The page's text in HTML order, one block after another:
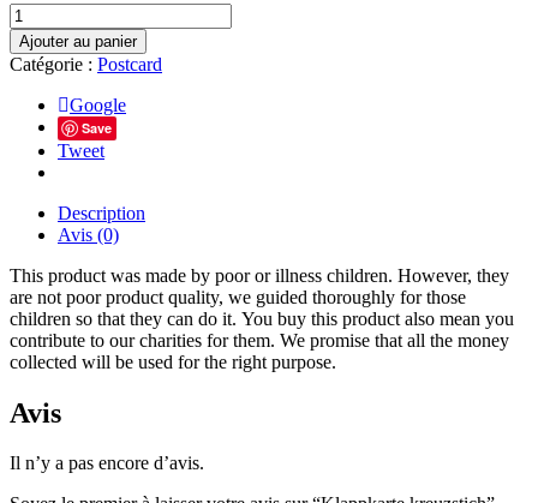
quantité
de
Klappkarte
kreuzstich
Ajouter au panier
Catégorie : Postcard
Google
Save
Tweet
Description
Avis (0)
This product was made by poor or illness children. However, they
are not poor product quality, we guided thoroughly for those
children so that they can do it. You buy this product also mean you
contribute to our charities for them. We promise that all the money
collected will be used for the right purpose.
Avis
Il n’y a pas encore d’avis.